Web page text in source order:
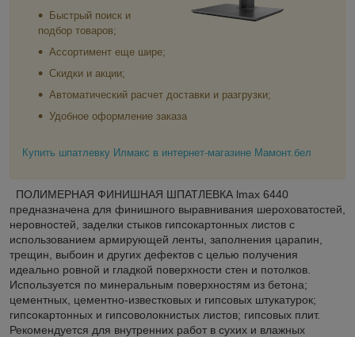
Быстрый поиск и
подбор товаров;
Ассортимент еще шире;
Скидки и акции;
Автоматический расчет доставки и разгрузки;
Удобное оформление заказа
Купить шпатлевку Илмакс в интернет-магазине Мамонт.бел
ПОЛИМЕРНАЯ ФИНИШНАЯ ШПАТЛЕВКА lmax 6440
предназначена для финишного выравнивания шероховатостей,
неровностей, заделки стыков гипсокартонных листов с
использованием армирующей ленты, заполнения царапин,
трещин, выбоин и других дефектов с целью получения
идеально ровной и гладкой поверхности стен и потолков.
Используется по минеральным поверхностям из бетона;
цементных, цементно-известковых и гипсовых штукатурок;
гипсокартонных и гипсоволокнистых листов; гипсовых плит.
Рекомендуется для внутренних работ в сухих и влажных